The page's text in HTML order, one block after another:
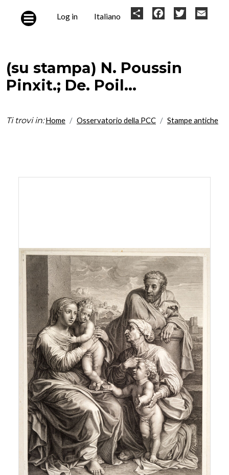
User
Log in Italiano Share FacebookTwitter
(su stampa) N. Poussin
Pinxit.; De. Poil...
Ti trovi in: Home Osservatorio della PCC Stampe antiche